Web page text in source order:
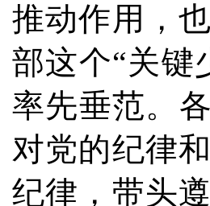
推动作用，
部这个“关键
率先垂范。
对党的纪律
纪律，带头